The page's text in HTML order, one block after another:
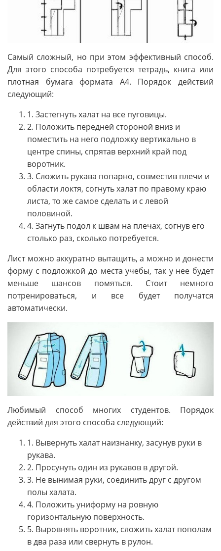
Самый сложный, но при этом эффективный способ.
Для этого способа потребуется тетрадь, книга или
плотная бумага формата А4. Порядок действий
следующий:
1. Застегнуть халат на все пуговицы.
2. Положить передней стороной вниз и
поместить на него подложку вертикально в
центре спины, спрятав верхний край под
воротник.
3. Сложить рукава попарно, совместив плечи и
области локтя, согнуть халат по правому краю
листа, то же самое сделать и с левой
половиной.
4. Загнуть подол к швам на плечах, согнув его
столько раз, сколько потребуется.
Лист можно аккуратно вытащить, а можно и донести
форму с подложкой до места учебы, так у нее будет
меньше шансов помяться. Стоит немного
потренироваться, и все будет получатся
автоматически.
Любимый способ многих студентов. Порядок
действий для этого способа следующий:
1. Вывернуть халат наизнанку, засунув руки в
рукава.
2. Просунуть один из рукавов в другой.
3. Не вынимая руки, соединить друг с другом
полы халата.
4. Положить униформу на ровную
горизонтальную поверхность.
5. Выровнять воротник, сложить халат пополам
в два раза или свернуть в рулон.